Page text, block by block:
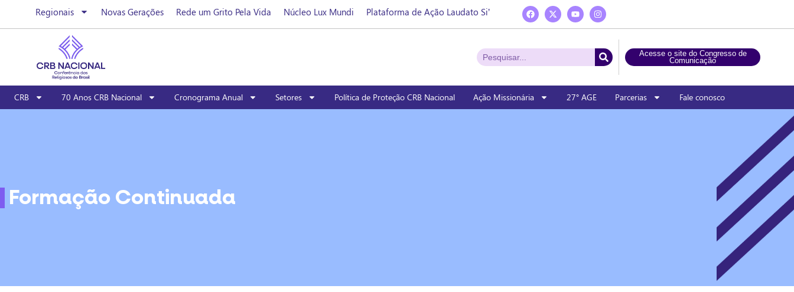
Regionais Novas Gerações Rede um Grito Pela Vida Núcleo Lux Mundi Plataforma de Ação Laudato Si’
Acesse o site do Congresso de
Comunicação
CRB 70 Anos CRB Nacional Cronograma Anual Setores Política de Proteção CRB Nacional Ação Missionária 27° AGE Parcerias Fale conosco
Formação Continuada